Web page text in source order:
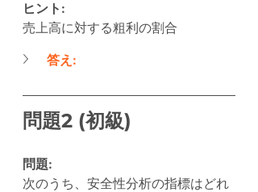
ヒント:
売上高に対する粗利の割合
答え:
問題2 (初級)
問題:
次のうち、安全性分析の指標はどれ